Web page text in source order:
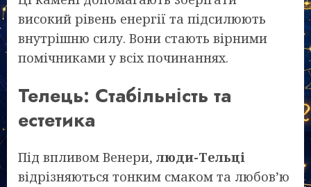
високий рівень енергії та підсилюють
внутрішню силу. Вони стають вірними
помічниками у всіх починаннях.
Телець: Стабільність та
естетика
Під впливом Венери, люди-Тельці
відрізняються тонким смаком та любов’ю